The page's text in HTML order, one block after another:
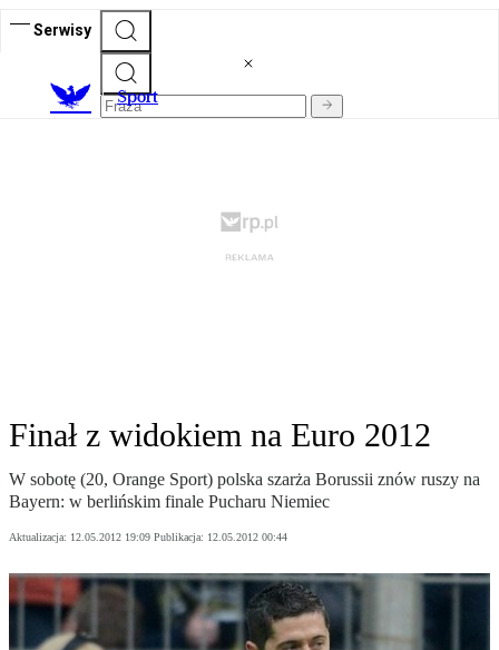
Serwisy
Sport
Finał z widokiem na Euro 2012
W sobotę (20, Orange Sport) polska szarża Borussii znów ruszy na
Bayern: w berlińskim finale Pucharu Niemiec
Aktualizacja: 12.05.2012 19:09 Publikacja: 12.05.2012 00:44